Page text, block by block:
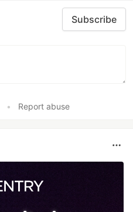
Subscribe
• Report abuse